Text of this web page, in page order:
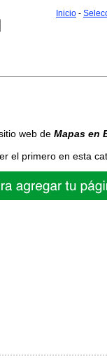
Inicio -
web de Mapas en
el primero en esta